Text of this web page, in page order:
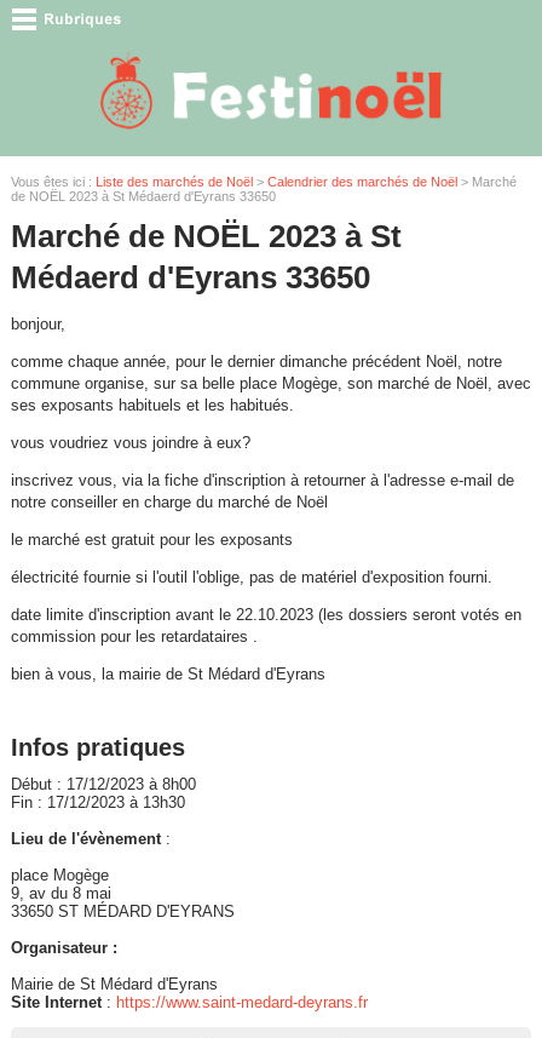
Vous êtes ici : Liste des marchés de Noël> Calendrier des marchés de Noël> Marché
de NOËL 2023 à St Médaerd d'Eyrans 33650
Marché de NOËL 2023 à St
Médaerd d'Eyrans 33650
bonjour,
comme chaque année, pour le dernier dimanche précédent Noël, notre
commune organise, sur sa belle place Mogège, son marché de Noël, avec
ses exposants habituels et les habitués.
vous voudriez vous joindre à eux?
inscrivez vous, via la fiche d'inscription à retourner à l'adresse e-mail de
notre conseiller en charge du marché de Noël
le marché est gratuit pour les exposants
électricité fournie si l'outil l'oblige, pas de matériel d'exposition fourni.
date limite d'inscription avant le 22.10.2023 (les dossiers seront votés en
commission pour les retardataires .
bien à vous, la mairie de St Médard d'Eyrans
Infos pratiques
Début : 17/12/2023 à 8h00
Fin : 17/12/2023 à 13h30
Lieu de l'évènement:
place Mogège
9, av du 8 mai
33650 ST MÉDARD D'EYRANS
Organisateur :
Mairie de St Médard d'Eyrans
Site Internet: https://www.saint-medard-deyrans.fr